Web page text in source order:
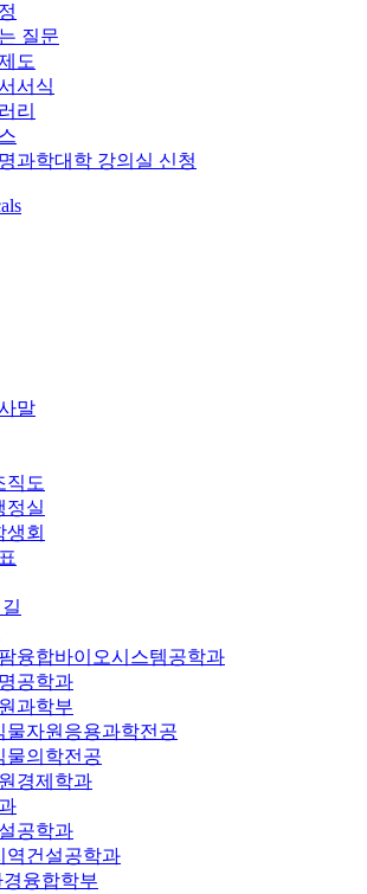
질문
도
서식
리
과학대학 강의실 신청
말
직도
정실
생회
융합바이오시스템공학과
공학과
과학부
물자원응용과학전공
물의학전공
경제학과
공학과
역건설공학과
경융합학부